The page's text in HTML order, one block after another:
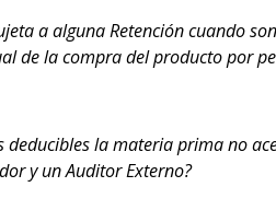
a alguna Retención cuando
de la compra del producto por
deducibles la materia prima no
y un Auditor Externo?